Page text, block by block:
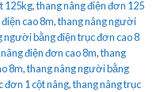
125kg,thang nâng điện đơn 125
cao 8m,thang nâng người
người bằng điện trục đơn cao 8
điện đơn cao 8m,thang
8m,thang nâng người bằng
đơn 1 cột nâng,thang nâng trục